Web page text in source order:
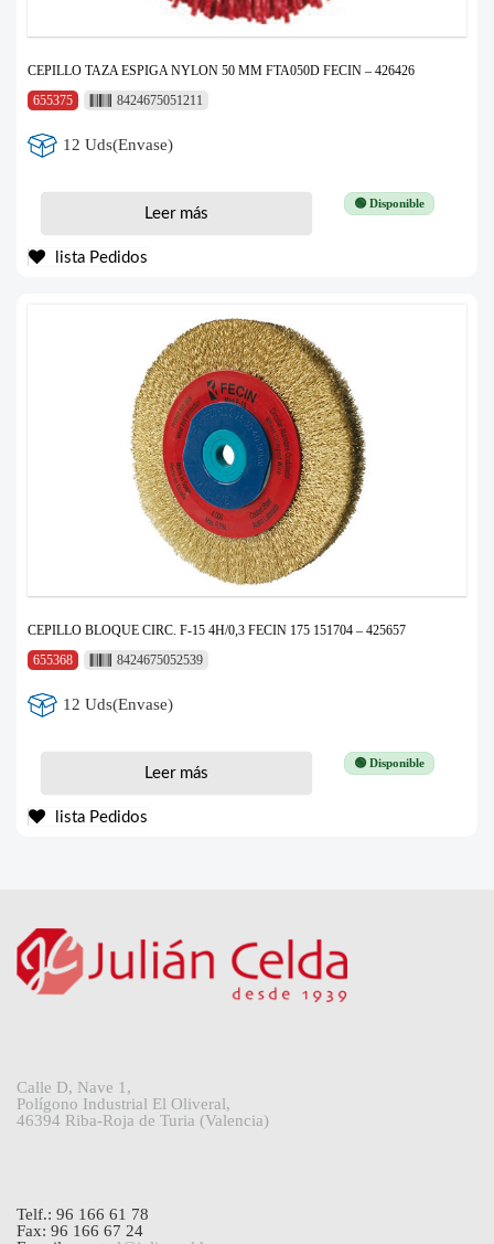
CEPILLO TAZA ESPIGA NYLON 50 MM FTA050D FECIN – 426426
655375
8424675051211
12 Uds(Envase)
🟢 Disponible
Leer más
lista Pedidos
CEPILLO BLOQUE CIRC. F-15 4H/0,3 FECIN 175 151704 – 425657
655368
8424675052539
12 Uds(Envase)
🟢 Disponible
Leer más
lista Pedidos
Calle D, Nave 1,
Polígono Industrial El Oliveral,
46394 Riba-Roja de Turia (Valencia)
Telf.: 96 166 61 78
Fax: 96 166 67 24